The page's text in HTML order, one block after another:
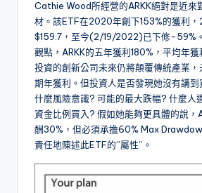
Cathie Wood所經營的ARKK絕對是近來
材。該ETF在2020年創下153%的獲利
$159.7，至今(2/19/2022)已下修-59%
觀點，ARKK的五年獲利180%，平均年
投資的創新公司未來仍將顛覆傳統產業
期年獲利。但投資人是否發現她沒有講到
什麼風險意識? 可能的最大跌幅? 什麼人
資金比例買入? 假如她能夠更具體的說，
酬30%，但必須承擔60% Max
責任地陳述此ETF的”屬性”。